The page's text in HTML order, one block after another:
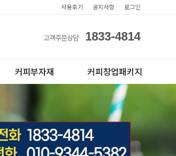
사용후기 공지사항 로그인
고객주문상담 1833-4814
커피부자재 커피창업패키지